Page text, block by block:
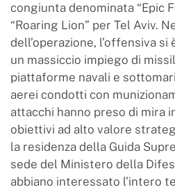
congiunta denominata “Epic
“Roaring Lion” per Tel Aviv.
dell’operazione, l’offensiva
un massiccio impiego di
piattaforme navali e
aerei condotti con
attacchi hanno preso di mira
obiettivi ad alto valore
la residenza della Guida
sede del Ministero della
abbiano interessato l’intero